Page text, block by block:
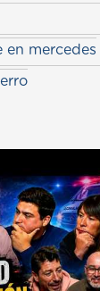
en mercedes